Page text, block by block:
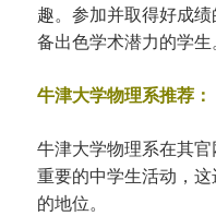
趣。参加并取得好成
备出色学术潜力的学生
牛津大学物理系推荐：
牛津大学物理系在其
重要的中学生活动，
的地位。